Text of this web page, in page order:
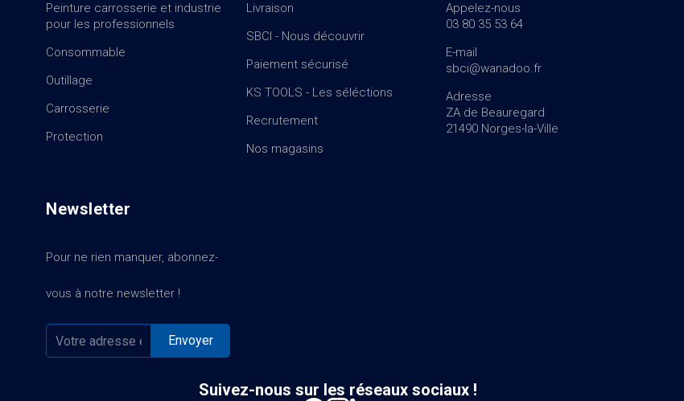
Pour ne rien manquer, abonnez-
vous à notre newsletter !
Newsletter
Peinture carrosserie et industrie
pour les professionnels
Consommable
Outillage
Carrosserie
Protection
Livraison
SBCI - Nous découvrir
Paiement sécurisé
KS TOOLS - Les séléctions
Recrutement
Nos magasins
Appelez-nous
03 80 35 53 64
E-mail
sbci@wanadoo.fr
Adresse
ZA de Beauregard
21490 Norges-la-Ville
Suivez-nous sur les réseaux sociaux !